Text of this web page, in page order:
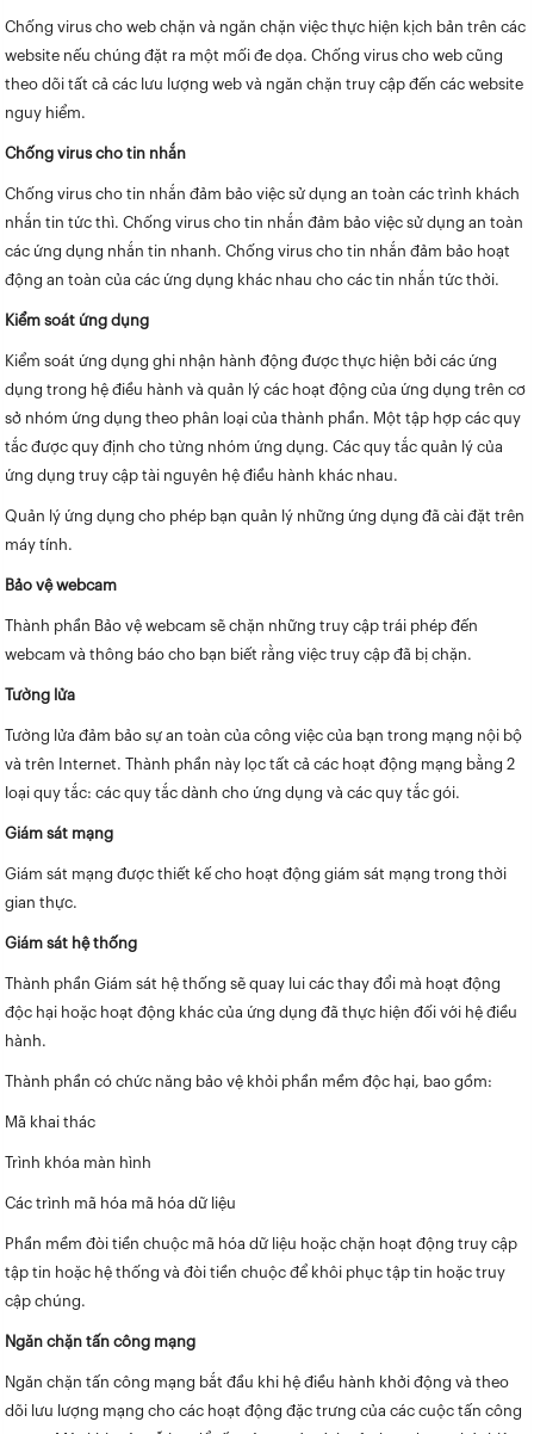
Chống virus cho web chặn và ngăn chặn việc thực hiện kịch bản trên các
website nếu chúng đặt ra một mối đe dọa. Chống virus cho web cũng
theo dõi tất cả các lưu lượng web và ngăn chặn truy cập đến các website
nguy hiểm.
Chống virus cho tin nhắn
Chống virus cho tin nhắn đảm bảo việc sử dụng an toàn các trình khách
nhắn tin tức thì. Chống virus cho tin nhắn đảm bảo việc sử dụng an toàn
các ứng dụng nhắn tin nhanh. Chống virus cho tin nhắn đảm bảo hoạt
động an toàn của các ứng dụng khác nhau cho các tin nhắn tức thời.
Kiểm soát ứng dụng
Kiểm soát ứng dụng ghi nhận hành động được thực hiện bởi các ứng
dụng trong hệ điều hành và quản lý các hoạt động của ứng dụng trên cơ
sở nhóm ứng dụng theo phân loại của thành phần. Một tập hợp các quy
tắc được quy định cho từng nhóm ứng dụng. Các quy tắc quản lý của
ứng dụng truy cập tài nguyên hệ điều hành khác nhau.
Quản lý ứng dụng cho phép bạn quản lý những ứng dụng đã cài đặt trên
máy tính.
Bảo vệ webcam
Thành phần Bảo vệ webcam sẽ chặn những truy cập trái phép đến
webcam và thông báo cho bạn biết rằng việc truy cập đã bị chặn.
Tường lửa
Tường lửa đảm bảo sự an toàn của công việc của bạn trong mạng nội bộ
và trên Internet. Thành phần này lọc tất cả các hoạt động mạng bằng 2
loại quy tắc: các quy tắc dành cho ứng dụng và các quy tắc gói.
Giám sát mạng
Giám sát mạng được thiết kế cho hoạt động giám sát mạng trong thời
gian thực.
Giám sát hệ thống
Thành phần Giám sát hệ thống sẽ quay lui các thay đổi mà hoạt động
độc hại hoặc hoạt động khác của ứng dụng đã thực hiện đối với hệ điều
hành.
Thành phần có chức năng bảo vệ khỏi phần mềm độc hại, bao gồm:
Mã khai thác
Trình khóa màn hình
Các trình mã hóa mã hóa dữ liệu
Phần mềm đòi tiền chuộc mã hóa dữ liệu hoặc chặn hoạt động truy cập
tập tin hoặc hệ thống và đòi tiền chuộc để khôi phục tập tin hoặc truy
cập chúng.
Ngăn chặn tấn công mạng
Ngăn chặn tấn công mạng bắt đầu khi hệ điều hành khởi động và theo
dõi lưu lượng mạng cho các hoạt động đặc trưng của các cuộc tấn công